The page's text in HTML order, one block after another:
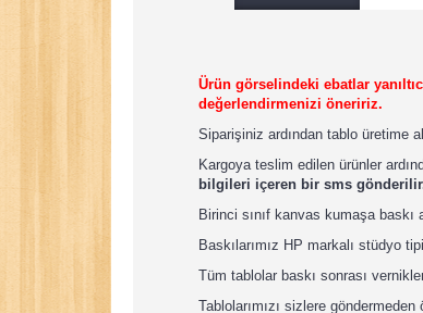
Ürün görselindeki ebatlar
değerlendirmenizi öneririz.
Siparişiniz ardından tablo üretime
Kargoya teslim edilen ürünler
bilgileri içeren bir sms
Birinci sınıf kanvas kumaşa baskı
Baskılarımız HP markalı stüdyo
Tüm tablolar baskı sonrası
Tablolarımızı sizlere